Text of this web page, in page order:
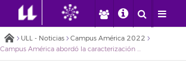
ULL - Noticias
Campus América 2022
Campus América abordó la caracterización de la Covid-19 y microbioma de enfermedades respiratorias